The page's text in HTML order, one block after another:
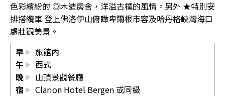
色彩繽紛的 ◎木造房舍，洋溢古樸的風情。另外 ★特別安
排搭纜車 登上佛洛伊山俯瞰卑爾根市容及哈丹格峽灣海口
處壯觀美景。
早
旅館內
午
西式
晚
山頂景觀餐廳
宿
Clarion Hotel Bergen 或同級